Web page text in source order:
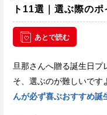
ト11選｜選ぶ際の
あとで読む
旦那さんへ贈る誕生日プ
そ、選ぶのが難しいです
んが必ず喜ぶおすすめ誕